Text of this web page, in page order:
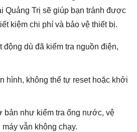
Quảng Trị sẽ giúp bạn tránh được
kiệm chi phí và bảo vệ thiết bị.
động dù đã kiểm tra nguồn điện,
hình, không thể tự reset hoặc khởi
như kiểm tra ống nước, vệ
vẫn không chạy.